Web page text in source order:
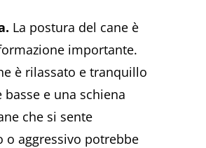
La postura del cane è
importante.
è rilassato e tranquillo
basse e una schiena
che si sente
o aggressivo potrebbe